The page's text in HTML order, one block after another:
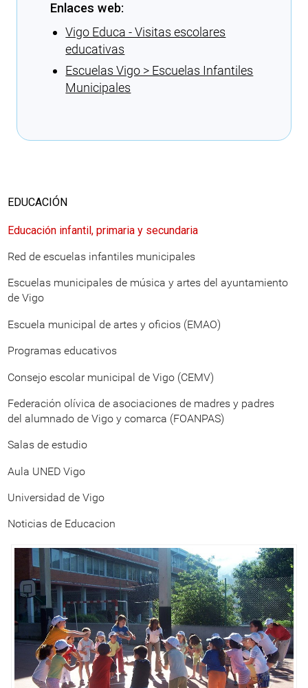
Enlaces web:
Vigo Educa - Visitas escolares
educativas
Escuelas Vigo > Escuelas Infantiles
Municipales
EDUCACIÓN
Educación infantil, primaria y secundaria
Red de escuelas infantiles municipales
Escuelas municipales de música y artes del ayuntamiento
de Vigo
Escuela municipal de artes y oficios (EMAO)
Programas educativos
Consejo escolar municipal de Vigo (CEMV)
Federación olívica de asociaciones de madres y padres
del alumnado de Vigo y comarca (FOANPAS)
Salas de estudio
Aula UNED Vigo
Universidad de Vigo
Noticias de Educacion